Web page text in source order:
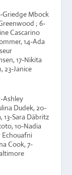
Griedge Mbock
; 6-
Cascarino
14-Ada
17-Nikita
23-Janice
Ashley
Dudek, 20-
Sara Däbritz
10-Nadia
Echouafni
Cook, 7-